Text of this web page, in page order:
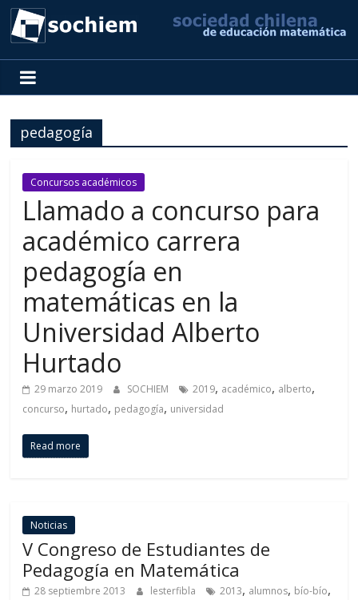
SOCHIEM
Sociedad
Chilena
de
Matemática
pedagogía
Concursos académicos
Llamado a concurso para
académico carrera
pedagogía en
matemáticas en la
Universidad Alberto
Hurtado
29 marzo 2019 SOCHIEM 2019, académico, alberto,
concurso, hurtado, pedagogía, universidad
Read more
Noticias
V Congreso de Estudiantes de
Pedagogía en Matemática
28 septiembre 2013 lesterfibla 2013, alumnos, bío-bío,